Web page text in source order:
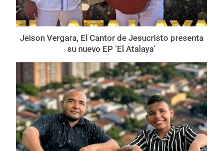
Jeison Vergara, El Cantor de Jesucristo presenta
su nuevo EP ‘El Atalaya’